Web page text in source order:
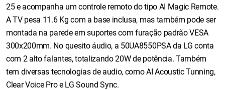
25 e acompanha um controle remoto do tipo AI Magic Remote.
A TV pesa 11.6 Kg com a base inclusa, mas também pode ser
montada na parede em suportes com furação padrão VESA
300x200mm. No quesito áudio, a 50UA8550PSA da LG conta
com 2 alto falantes, totalizando 20W de potência. Também
tem diversas tecnologias de audio, como AI Acoustic Tunning,
Clear Voice Pro e LG Sound Sync.